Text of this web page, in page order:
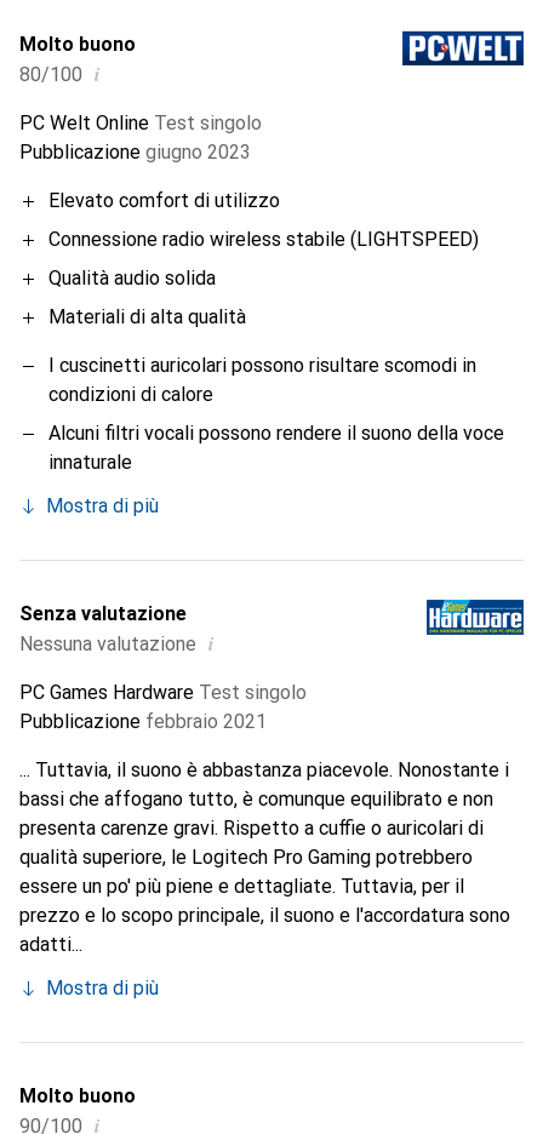
Molto buono
80/100 i
PC Welt Online Test singolo
Pubblicazione giugno 2023
Elevato comfort di utilizzo
Connessione radio wireless stabile (LIGHTSPEED)
Qualità audio solida
Materiali di alta qualità
I cuscinetti auricolari possono risultare scomodi in
condizioni di calore
Alcuni filtri vocali possono rendere il suono della voce
innaturale
Mostra di più
Senza valutazione
Nessuna valutazione i
PC Games Hardware Test singolo
Pubblicazione febbraio 2021
... Tuttavia, il suono è abbastanza piacevole. Nonostante i
bassi che affogano tutto, è comunque equilibrato e non
presenta carenze gravi. Rispetto a cuffie o auricolari di
qualità superiore, le Logitech Pro Gaming potrebbero
essere un po' più piene e dettagliate. Tuttavia, per il
prezzo e lo scopo principale, il suono e l'accordatura sono
adatti...
Mostra di più
Molto buono
90/100 i